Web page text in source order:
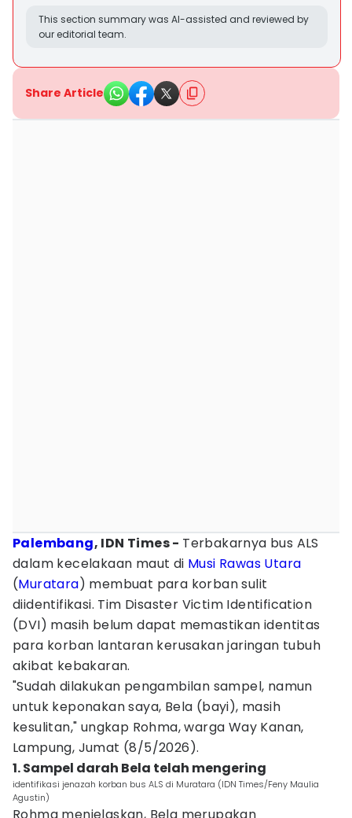
This section summary was AI-assisted and reviewed by
our editorial team.
Share Article
Palembang, IDN Times - Terbakarnya bus ALS
dalam kecelakaan maut di Musi Rawas Utara
(Muratara) membuat para korban sulit
diidentifikasi. Tim Disaster Victim Identification
(DVI) masih belum dapat memastikan identitas
para korban lantaran kerusakan jaringan tubuh
akibat kebakaran.
"Sudah dilakukan pengambilan sampel, namun
untuk keponakan saya, Bela (bayi), masih
kesulitan," ungkap Rohma, warga Way Kanan,
Lampung, Jumat (8/5/2026).
1. Sampel darah Bela telah mengering
identifikasi jenazah korban bus ALS di Muratara (IDN Times/Feny Maulia
Agustin)